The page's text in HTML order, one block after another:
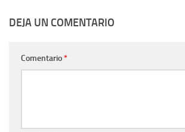
DEJA UN COMENTARIO
Comentario*